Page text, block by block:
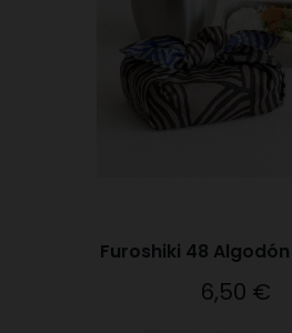
Furoshiki 48
Precio
6,50 €